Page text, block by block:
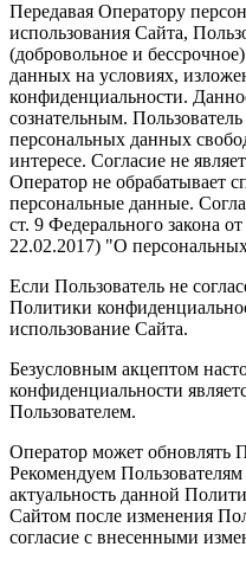
Передавая Оператору
использования Сайта,
(добровольное и
данных на условиях,
конфиденциальности.
сознательным.
персональных данных
интересе. Согласие не
Оператор не обрабатывает
персональные данные.
ст. 9 Федерального закона
22.02.2017) "О
Если Пользователь не
Политики
использование Сайта.
Безусловным акцептом
конфиденциальности
Пользователем.
Оператор может обновлять
Рекомендуем
актуальность данной
Сайтом после изменения
согласие с внесенными